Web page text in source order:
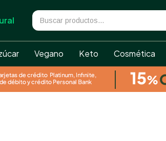
Vegano Keto Cosmética